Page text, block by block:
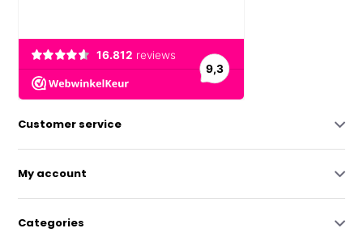
Customer service
My account
Categories